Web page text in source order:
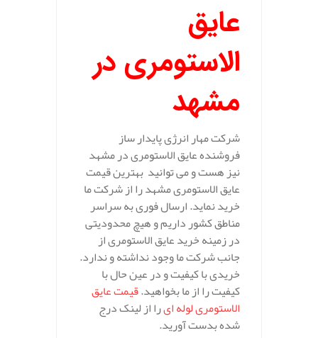
عایق
الاستومری در
مشهد
شرکت مهار انرژی پایدار ساز
فروشنده عایق الاستومری در مشهد
نیز هست و می توانید بهترین قیمت
عایق الاستومری مشهد را از شرکت ما
خرید نماید. ارسال فوری به سراسر
مناطق کشور داریم و هیچ محدودیتی
در زمینه خرید عایق الاستومری از
جانب شرکت ما وجود نداشته و ندارد.
خریدی با کیفیت و در عین حال با
کیفیت را از ما بخواهید.قیمت عایق
الاستومری لوله ایرا از لینک درج
شده بدست آورید.